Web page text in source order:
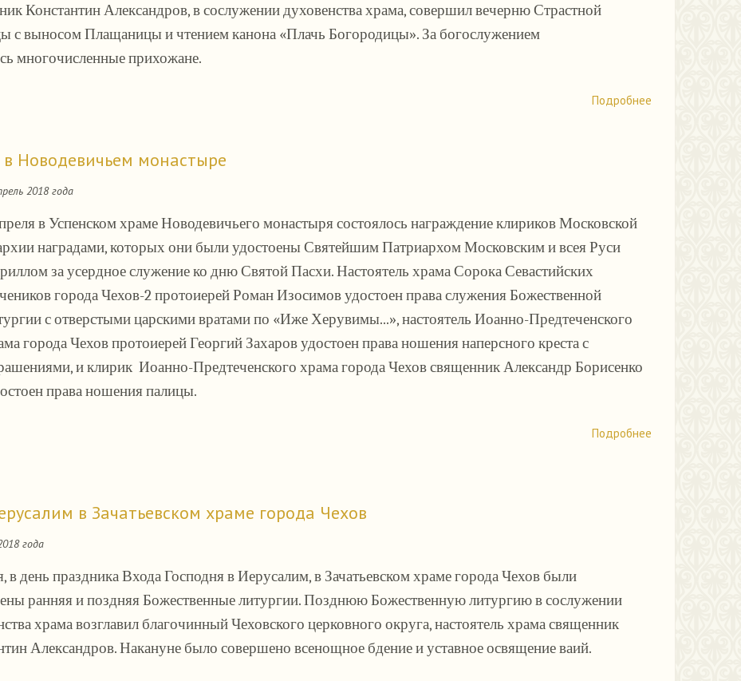
Константин Александров, в сослужении духовенства храма, совершил вечерню Страстной
с выносом Плащаницы и чтением канона «Плачь Богородицы». За богослужением
многочисленные прихожане.
Подробнее
Новодевичьем монастыре
2018 года
в Успенском храме Новодевичьего монастыря состоялось награждение клириков Московской
наградами, которых они были удостоены Святейшим Патриархом Московским и всея Руси
за усердное служение ко дню Святой Пасхи. Настоятель храма Сорока Севастийских
города Чехов-2 протоиерей Роман Изосимов удостоен права служения Божественной
с отверстыми царскими вратами по «Иже Херувимы...»,настоятель Иоанно-Предтеченского
города Чехов протоиерей Георгий Захаров удостоен права ношения наперсного креста с
и клирик Иоанно-Предтеченского храма города Чехов священник Александр Борисенко
права ношения палицы.
Подробнее
в Зачатьевском храме города Чехов
года
в день праздника Входа Господня в Иерусалим, в Зачатьевском храме города Чехов были
ранняя и поздняя Божественные литургии. Позднюю Божественную литургию в сослужении
храма возглавил благочинный Чеховского церковного округа, настоятель храма священник
Александров. Накануне было совершено всенощное бдение и уставное освящение ваий.